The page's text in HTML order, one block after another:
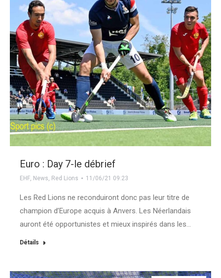
Euro : Day 7-le débrief
EHF, News, Red Lions 11/06/21 09:23
Les Red Lions ne reconduiront donc pas leur titre de
champion d’Europe acquis à Anvers. Les Néerlandais
auront été opportunistes et mieux inspirés dans les…
Détails